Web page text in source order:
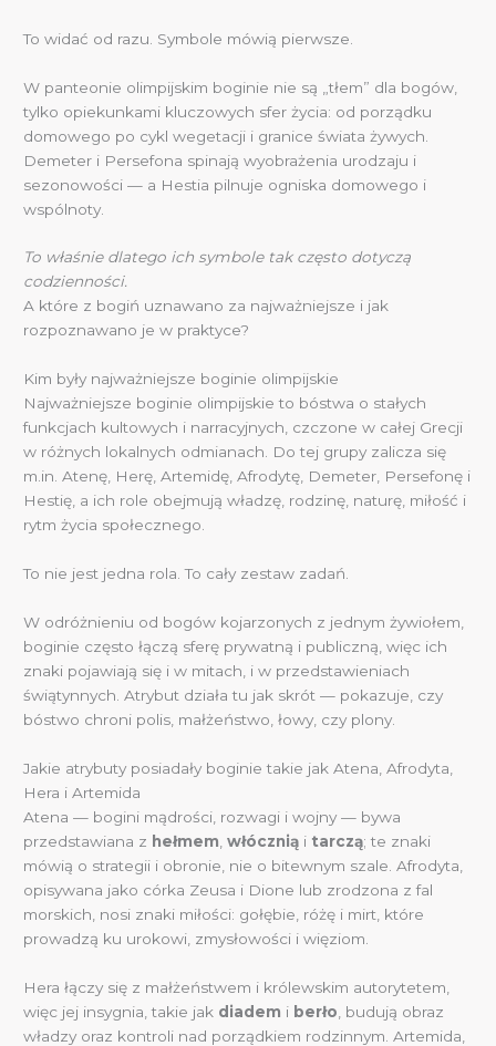
To widać od razu. Symbole mówią pierwsze.
W panteonie olimpijskim boginie nie są „tłem” dla bogów,
tylko opiekunkami kluczowych sfer życia: od porządku
domowego po cykl wegetacji i granice świata żywych.
Demeter i Persefona spinają wyobrażenia urodzaju i
sezonowości — a Hestia pilnuje ogniska domowego i
wspólnoty.
To właśnie dlatego ich symbole tak często dotyczą
codzienności.
A które z bogiń uznawano za najważniejsze i jak
rozpoznawano je w praktyce?
Kim były najważniejsze boginie olimpijskie
Najważniejsze boginie olimpijskie to bóstwa o stałych
funkcjach kultowych i narracyjnych, czczone w całej Grecji
w różnych lokalnych odmianach. Do tej grupy zalicza się
m.in. Atenę, Herę, Artemidę, Afrodytę, Demeter, Persefonę i
Hestię, a ich role obejmują władzę, rodzinę, naturę, miłość i
rytm życia społecznego.
To nie jest jedna rola. To cały zestaw zadań.
W odróżnieniu od bogów kojarzonych z jednym żywiołem,
boginie często łączą sferę prywatną i publiczną, więc ich
znaki pojawiają się i w mitach, i w przedstawieniach
świątynnych. Atrybut działa tu jak skrót — pokazuje, czy
bóstwo chroni polis, małżeństwo, łowy, czy plony.
Jakie atrybuty posiadały boginie takie jak Atena, Afrodyta,
Hera i Artemida
Atena — bogini mądrości, rozwagi i wojny — bywa
przedstawiana z hełmem ,włócznią i tarczą; te znaki
mówią o strategii i obronie, nie o bitewnym szale. Afrodyta,
opisywana jako córka Zeusa i Dione lub zrodzona z fal
morskich, nosi znaki miłości: gołębie, różę i mirt, które
prowadzą ku urokowi, zmysłowości i więziom.
Hera łączy się z małżeństwem i królewskim autorytetem,
więc jej insygnia, takie jak diadem i berło , budują obraz
władzy oraz kontroli nad porządkiem rodzinnym. Artemida,